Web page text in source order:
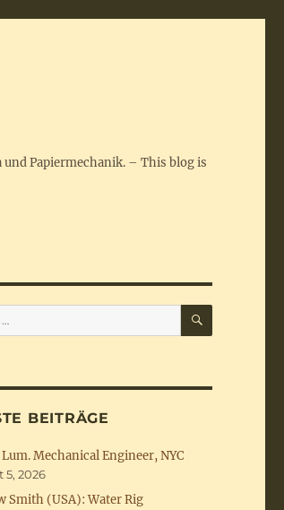
Papiermechanik. – This blog is
SUCHEN
BEITRÄGE
Mechanical Engineer, NYC
5, 2026
Smith (USA): Water Rig